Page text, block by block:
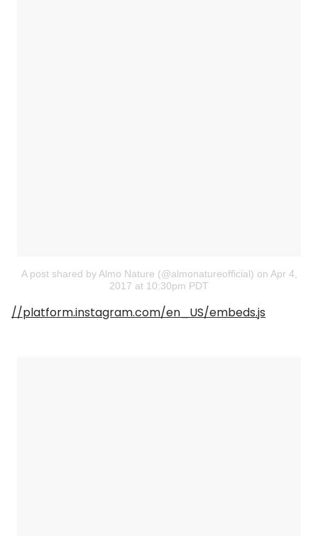
A post shared by Almo Nature (@almonatureofficial) on Apr 4,
2017 at 10:30pm PDT
//platform.instagram.com/en_US/embeds.js